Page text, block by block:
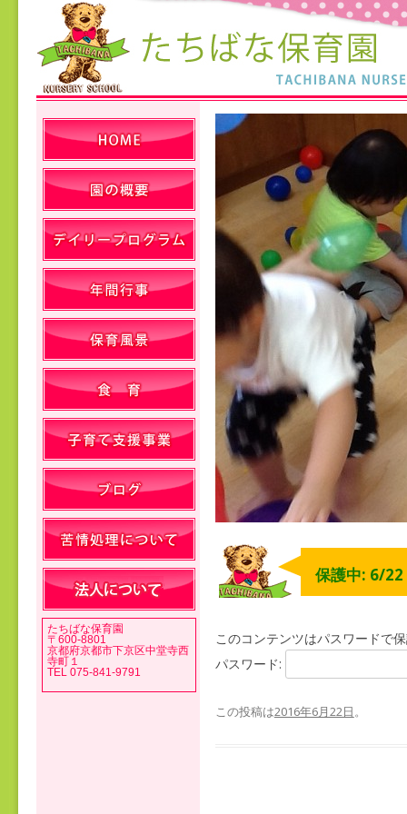
保護中: 6/22
このコンテンツはパスワードで
パスワード:
この投稿は2016年6月22日。
たちばな保育園
〒600-8801
京都府京都市下京区中堂寺西
寺町１
TEL 075-841-9791